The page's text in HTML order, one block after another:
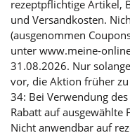
rezeptpflichtige Artikel,
und Versandkosten.
(ausgenommen
unter www.meine-
31.08.2026. Nur
vor, die Aktion früher
34: Bei Verwendung
Rabatt auf
Nicht anwendbar auf